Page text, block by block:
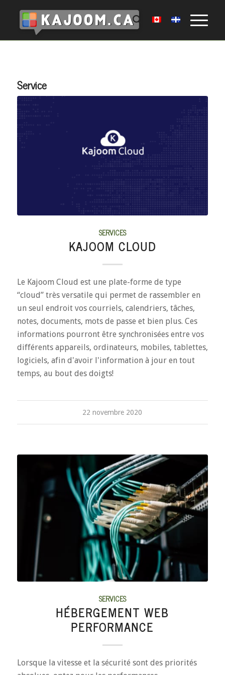
Service
SERVICES
KAJOOM CLOUD
Le Kajoom Cloud est une plate-forme de type
“cloud” très versatile qui permet de rassembler en
un seul endroit vos courriels, calendriers, tâches,
notes, documents, mots de passe et bien plus. Ces
informations pourront être synchronisées entre vos
différents appareils, ordinateurs, mobiles, tablettes,
logiciels, afin d'avoir l'information à jour en tout
temps, au bout des doigts!
22 novembre 2020
SERVICES
HÉBERGEMENT WEB
PERFORMANCE
Lorsque la vitesse et la sécurité sont des priorités